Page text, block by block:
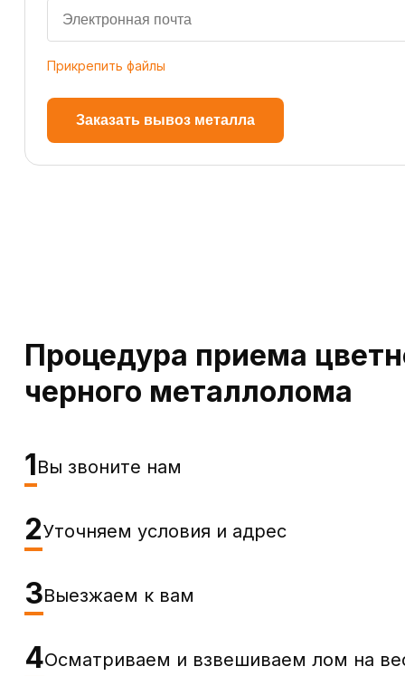
Прикрепить файлы
Заказать вывоз металла
Процедура приема
черного металлолома
1Вы звоните нам
2Уточняем условия и адрес
3Выезжаем к вам
4Осматриваем и взвешиваем лом на